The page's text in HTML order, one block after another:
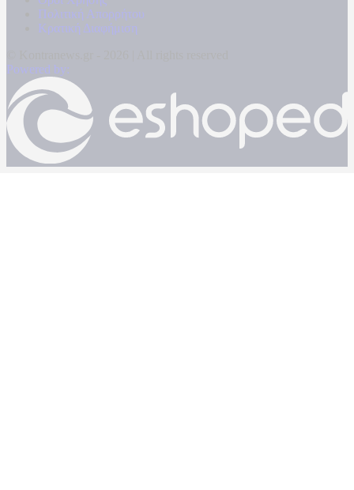
Πολιτική Απορρήτου
Κρατική Διαφήμιση
Powered by: